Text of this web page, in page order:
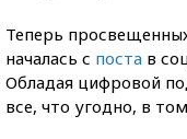
Теперь
началась с поста в
Обладая цифровой
все, что угодно, в